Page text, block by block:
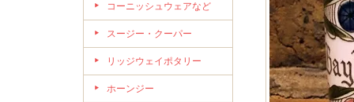
コーニッシュウェアなど
スージー・クーパー
リッジウェイポタリー
ホーンジー